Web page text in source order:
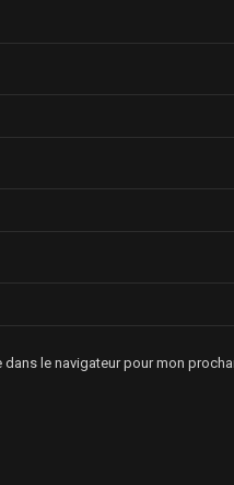
le navigateur pour mon